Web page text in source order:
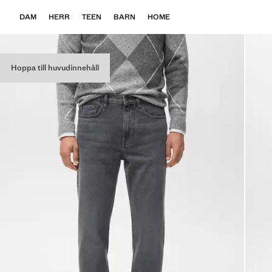
Hoppa till huvudinnehåll
DAM HERR TEEN BARN HOME